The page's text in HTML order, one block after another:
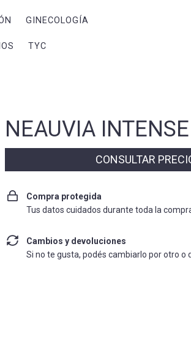
GINECOLOGÍA
TYC
NEAUVIA
Compra protegida
Tus datos cuidados durante toda la
Cambios y devoluciones
Si no te gusta, podés cambiarlo por otro o